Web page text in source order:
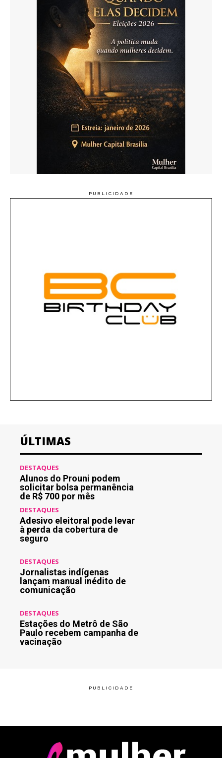
ÚLTIMAS
DESTAQUES
Alunos do Prouni podem
solicitar bolsa permanência
de R$ 700 por mês
DESTAQUES
Adesivo eleitoral pode levar
à perda da cobertura de
seguro
DESTAQUES
Jornalistas indígenas
lançam manual inédito de
comunicação
DESTAQUES
Estações do Metrô de São
Paulo recebem campanha de
vacinação